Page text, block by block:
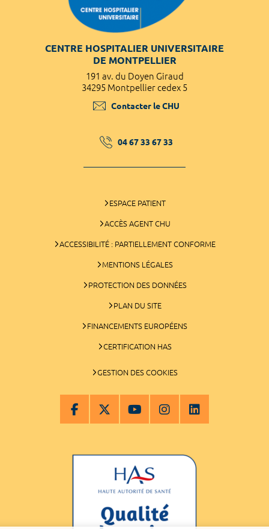
CENTRE HOSPITALIER UNIVERSITAIRE
DE MONTPELLIER
191 av. du Doyen Giraud
34295 Montpellier cedex 5
Contacter le CHU
04 67 33 67 33
ESPACE PATIENT
ACCÈS AGENT CHU
ACCESSIBILITÉ : PARTIELLEMENT CONFORME
MENTIONS LÉGALES
PROTECTION DES DONNÉES
PLAN DU SITE
FINANCEMENTS EUROPÉENS
CERTIFICATION HAS
GESTION DES COOKIES